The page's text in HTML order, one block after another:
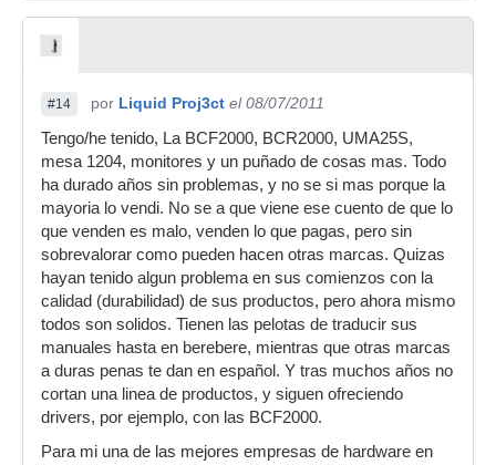
#14 por Liquid Proj3ct el 08/07/2011
Tengo/he tenido, La BCF2000, BCR2000, UMA25S,
mesa 1204, monitores y un puñado de cosas mas. Todo
ha durado años sin problemas, y no se si mas porque la
mayoria lo vendi. No se a que viene ese cuento de que lo
que venden es malo, venden lo que pagas, pero sin
sobrevalorar como pueden hacen otras marcas. Quizas
hayan tenido algun problema en sus comienzos con la
calidad (durabilidad) de sus productos, pero ahora mismo
todos son solidos. Tienen las pelotas de traducir sus
manuales hasta en berebere, mientras que otras marcas
a duras penas te dan en español. Y tras muchos años no
cortan una linea de productos, y siguen ofreciendo
drivers, por ejemplo, con las BCF2000.
Para mi una de las mejores empresas de hardware en